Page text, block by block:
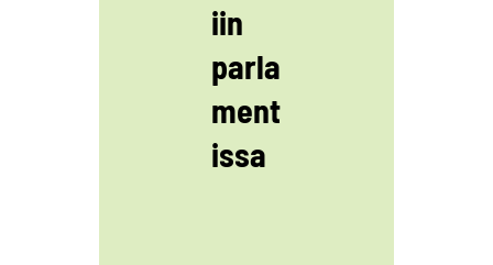
iin
parla
ment
issa